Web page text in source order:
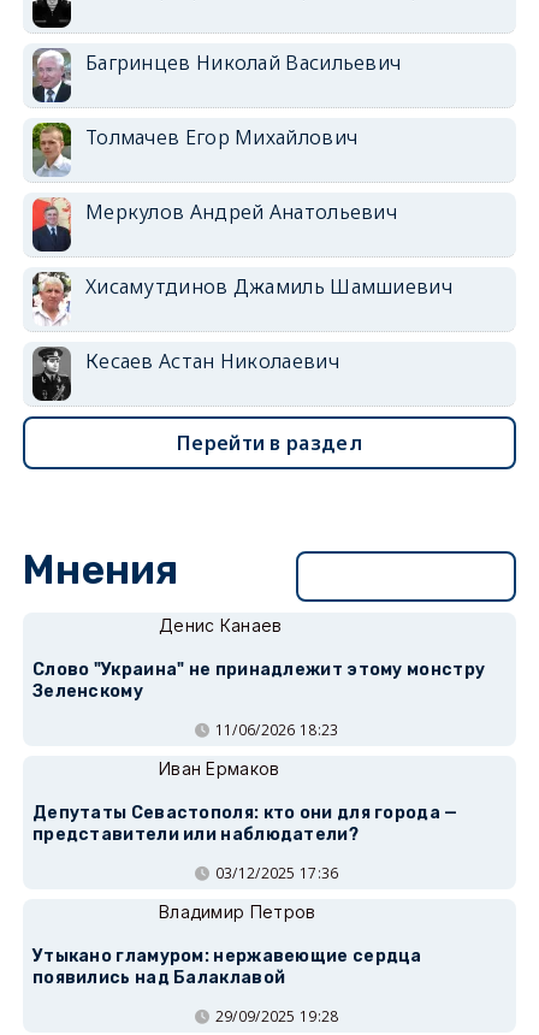
Багринцев Николай Васильевич
Толмачев Егор Михайлович
Меркулов Андрей Анатольевич
Хисамутдинов Джамиль Шамшиевич
Кесаев Астан Николаевич
Перейти в раздел
Мнения
Денис Канаев
Слово "Украина" не принадлежит этому монстру
Зеленскому
11/06/2026 18:23
Иван Ермаков
Депутаты Севастополя: кто они для города —
представители или наблюдатели?
03/12/2025 17:36
Владимир Петров
Утыкано гламуром: нержавеющие сердца
появились над Балаклавой
29/09/2025 19:28